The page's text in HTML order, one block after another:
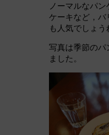
ノーマルなパ
ケーキなど，バ
も人気でしょう
写真は季節のパ
ました。